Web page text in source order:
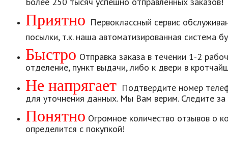
Приятно Первоклассный сервис
посылки, т.к. наша автоматизированная система
Быстро Отправка заказа в течении 1-2
отделение, пункт выдачи, либо к двери в
Не напрягает Подтвердите номер
для уточнения данных. Мы Вам верим. Следите
Понятно Огромное количество отзывов о
определится с покупкой!